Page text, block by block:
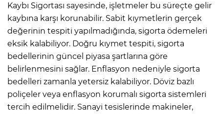
Kaybı Sigortası sayesinde, işletmeler bu süreçte gelir
kaybına karşı korunabilir. Sabit kıymetlerin gerçek
değerinin tespiti yapılmadığında, sigorta ödemeleri
eksik kalabiliyor. Doğru kıymet tespiti, sigorta
bedellerinin güncel piyasa şartlarına göre
belirlenmesini sağlar. Enflasyon nedeniyle sigorta
bedelleri zamanla yetersiz kalabiliyor. Döviz bazlı
poliçeler veya enflasyon korumalı sigorta sistemleri
tercih edilmelidir. Sanayi tesislerinde makineler,